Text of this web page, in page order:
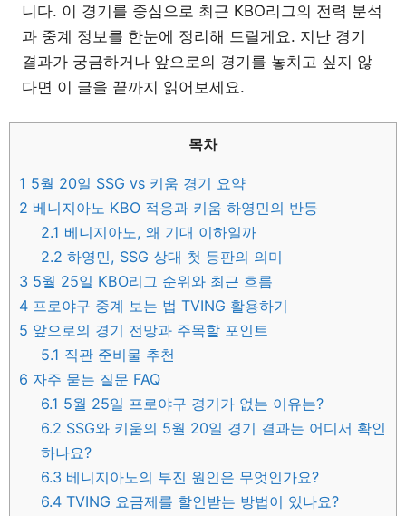
니다. 이 경기를 중심으로 최근 KBO리그의 전력 분석
과 중계 정보를 한눈에 정리해 드릴게요. 지난 경기
결과가 궁금하거나 앞으로의 경기를 놓치고 싶지 않
다면 이 글을 끝까지 읽어보세요.
목차
1 5월 20일 SSG vs 키움 경기 요약
2 베니지아노 KBO 적응과 키움 하영민의 반등
2.1 베니지아노, 왜 기대 이하일까
2.2 하영민, SSG 상대 첫 등판의 의미
3 5월 25일 KBO리그 순위와 최근 흐름
4 프로야구 중계 보는 법 TVING 활용하기
5 앞으로의 경기 전망과 주목할 포인트
5.1 직관 준비물 추천
6 자주 묻는 질문 FAQ
6.1 5월 25일 프로야구 경기가 없는 이유는?
6.2 SSG와 키움의 5월 20일 경기 결과는 어디서 확인
하나요?
6.3 베니지아노의 부진 원인은 무엇인가요?
6.4 TVING 요금제를 할인받는 방법이 있나요?